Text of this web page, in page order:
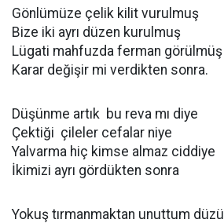
Gönlümüze çelik kilit vurulmuş
Bize iki ayrı düzen kurulmuş
Lügati mahfuzda ferman görülmüş
Karar değişir mi verdikten sonra.
Düşünme artık bu reva mı diye
Çektiği çileler cefalar niye
Yalvarma hiç kimse almaz ciddiye
İkimizi ayrı gördükten sonra
Yokuş tırmanmaktan unuttum düzü